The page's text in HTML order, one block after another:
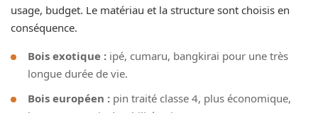
usage, budget. Le matériau et la structure sont choisis en
conséquence.
Bois exotique : ipé, cumaru, bangkirai pour une très
longue durée de vie.
Bois européen : pin traité classe 4, plus économique,